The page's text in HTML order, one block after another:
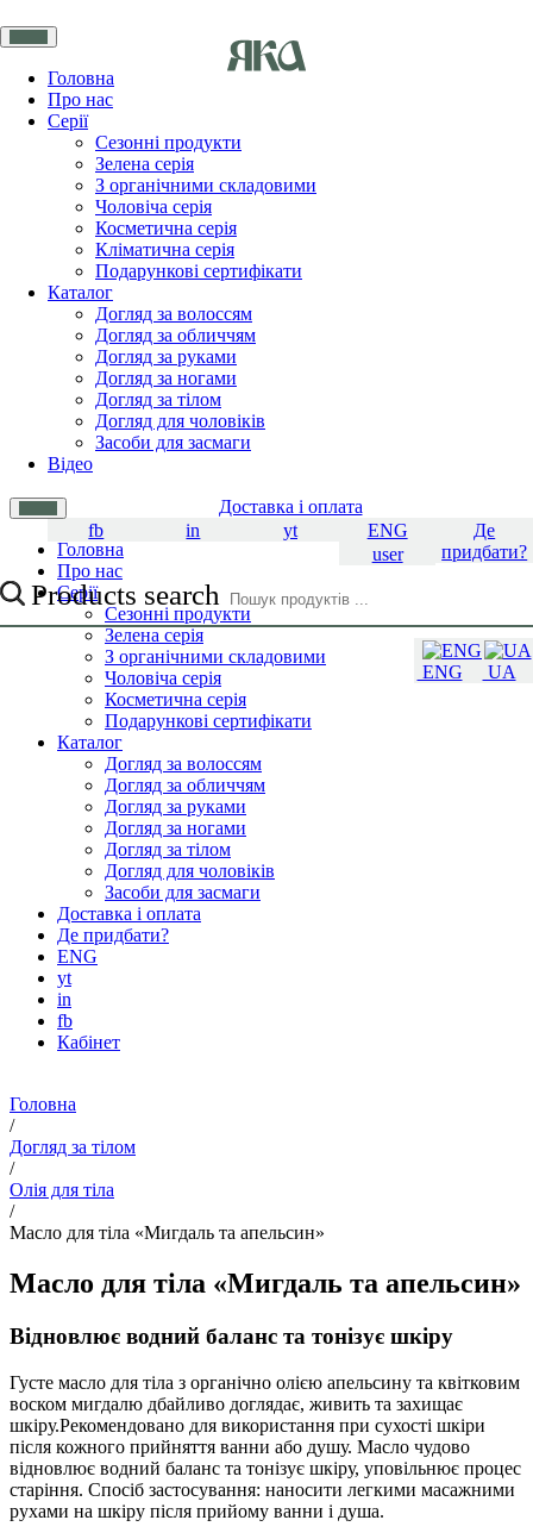
Головна
Про нас
Серії
Сезонні продукти
Зелена серія
З органічними складовими
Чоловіча серія
Косметична серія
Кліматична серія
Подарункові сертифікати
Каталог
Догляд за волоссям
Догляд за обличчям
Догляд за руками
Догляд за ногами
Догляд за тілом
Догляд для чоловіків
Засоби для засмаги
Відео
Доставка і оплата
Де
придбати?
ENG
UA
ENG
yt
in
fb
user
Products search
Головна
Про нас
Серії
Сезонні продукти
Зелена серія
З органічними складовими
Чоловіча серія
Косметична серія
Подарункові сертифікати
Каталог
Догляд за волоссям
Догляд за обличчям
Догляд за руками
Догляд за ногами
Догляд за тілом
Догляд для чоловіків
Засоби для засмаги
Доставка і оплата
Де придбати?
ENG
yt
in
fb
Кабінет
Головна
/
Догляд за тілом
/
Олія для тіла
/
Масло для тіла «Мигдаль та апельсин»
Масло для тіла «Мигдаль та апельсин»
Відновлює водний баланс та тонізує шкіру
Густе масло для тіла з органічно олією апельсину та квітковим
воском мигдалю дбайливо доглядає, живить та захищає
шкіру.Рекомендовано для використання при сухості шкіри
після кожного прийняття ванни або душу. Масло чудово
відновлює водний баланс та тонізує шкіру, уповільнює процес
старіння. Спосіб застосування: наносити легкими масажними
рухами на шкіру після прийому ванни і душа.